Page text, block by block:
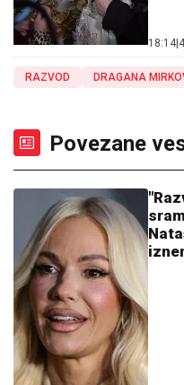
18:14
RAZVOD DRAGANA
Povezane